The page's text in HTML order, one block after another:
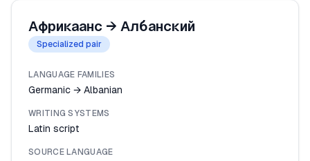
Африкаанс → Албанский
Specialized pair
LANGUAGE FAMILIES
Germanic → Albanian
WRITING SYSTEMS
Latin script
SOURCE LANGUAGE